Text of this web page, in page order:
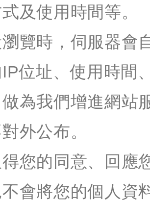
及使用時間等。
覽時，伺服器會
位址、使用時間
為我們增進網站
外公布。
您的同意、回應
會將您的個人資